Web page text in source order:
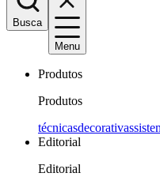
Busca
Menu
Produtos
Produtos
técnicasdecorativas
Editorial
Editorial